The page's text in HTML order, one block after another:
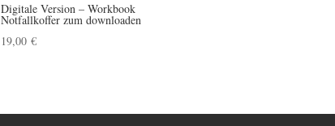
Digitale Version – Workbook
Notfallkoffer zum downloaden
19,00 €